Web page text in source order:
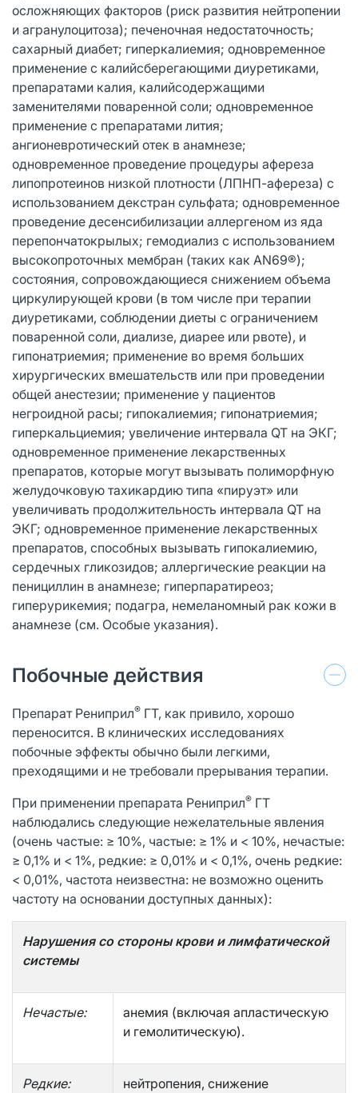
осложняющих факторов (риск развития нейтропении
и агранулоцитоза); печеночная недостаточность;
сахарный диабет; гиперкалиемия; одновременное
применение с калийсберегающими диуретиками,
препаратами калия, калийсодержащими
заменителями поваренной соли; одновременное
применение с препаратами лития;
ангионевротический отек в анамнезе;
одновременное проведение процедуры афереза
липопротеинов низкой плотности (ЛПНП-афереза) с
использованием декстран сульфата; одновременное
проведение десенсибилизации аллергеном из яда
перепончатокрылых; гемодиализ с использованием
высокопроточных мембран (таких как AN69®);
состояния, сопровождающиеся снижением объема
циркулирующей крови (в том числе при терапии
диуретиками, соблюдении диеты с ограничением
поваренной соли, диализе, диарее или рвоте), и
гипонатриемия; применение во время больших
хирургических вмешательств или при проведении
общей анестезии; применение у пациентов
негроидной расы; гипокалиемия; гипонатриемия;
гиперкальциемия; увеличение интервала QT на ЭКГ;
одновременное применение лекарственных
препаратов, которые могут вызывать полиморфную
желудочковую тахикардию типа «пируэт» или
увеличивать продолжительность интервала QT на
ЭКГ; одновременное применение лекарственных
препаратов, способных вызывать гипокалиемию,
сердечных гликозидов; аллергические реакции на
пенициллин в анамнезе; гиперпаратиреоз;
гиперурикемия; подагра, немеланомный рак кожи в
анамнезе (см. Особые указания).
Побочные действия
Препарат Рениприл® ГТ, как привило, хорошо
переносится. В клинических исследованиях
побочные эффекты обычно были легкими,
преходящими и не требовали прерывания терапии.
При применении препарата Рениприл® ГТ
наблюдались следующие нежелательные явления
(очень частые: ≥ 10%, частые: ≥ 1% и < 10%, нечастые:
≥ 0,1% и < 1%, редкие: ≥ 0,01% и < 0,1%, очень редкие:
< 0,01%, частота неизвестна: не возможно оценить
частоту на основании доступных данных):
Нарушения со стороны крови и лимфатической
системы
Нечастые:
анемия (включая апластическую
и гемолитическую).
Редкие:
нейтропения, снижение